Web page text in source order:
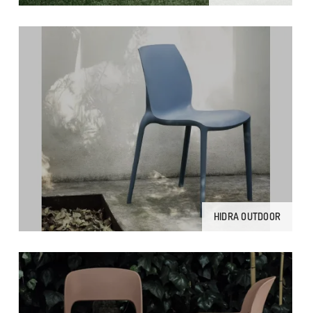
HIDRA OUTDOOR